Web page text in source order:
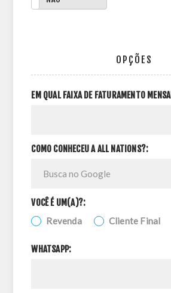
OPÇÕES
EM QUAL FAIXA DE FATURAMENTO
COMO CONHECEU A ALL NATIONS?:
VOCÊ É UM(A)?:
Revenda Cliente Final
WHATSAPP: